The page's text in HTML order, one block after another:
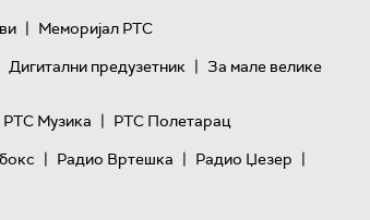
| Меморијал РТС
Дигитални предузетник | За мале велике
РТС Музика | РТС Полетарац
| Радио Вртешка | Радио Џезер |